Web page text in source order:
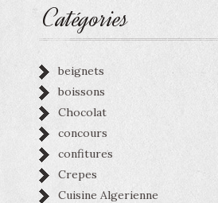
Catégories
beignets
boissons
Chocolat
concours
confitures
Crepes
Cuisine Algerienne